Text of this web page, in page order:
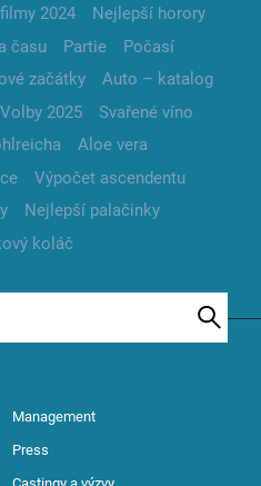
2024
Nejlepší horory
času Partie
Počasí
začátky
Auto – katalog
Volby 2025
Svařené víno
Aloe vera
Výpočet ascendentu
Nejlepší palačinky
koláč
Management
Press